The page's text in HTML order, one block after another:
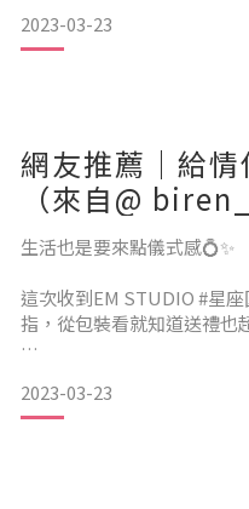
這次挑選了 @emstudiotw
客製了項鍊、手鍊與戒指，
任何細節都會耐心討論，
飾品款式多又獨特，從百搭
何人都能找到適合自己的飾
客製出來的效果細緻又有
2023-03-23
網友推薦｜給
（來自@
生活也是要來點儀式感💍✨
這次收到EM STUDIO #星
指，從包裝看就知道送禮也
座，互相交換讓對方戴在身
此身旁一樣有安全感！
2023-03-23